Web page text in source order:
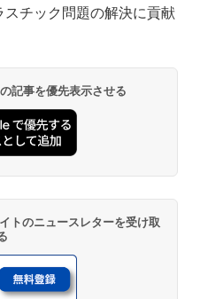
スチック問題の解決に貢献
記事を優先表示させる
トのニュースレターを受け取